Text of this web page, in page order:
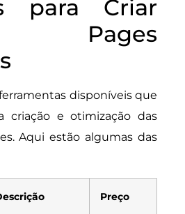
para Criar
Pages
disponíveis que
criação e otimização das
Aqui estão algumas das
Preço